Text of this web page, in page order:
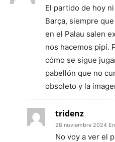
El partido de hoy
Barça, siempre
en el Palau salen
nos hacemos pipí.
cómo se sigue
pabellón que no
obsoleto y la
tridenz
28 noviembre 2024
No voy a ver el